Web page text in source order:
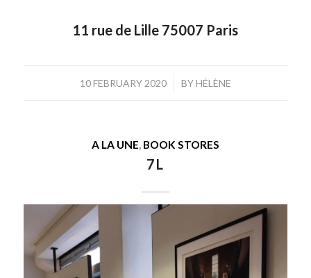
11 rue de Lille 75007 Paris
10 FEBRUARY 2020
/ BYHÉLÈNE
A LA UNE, BOOK STORES
7L